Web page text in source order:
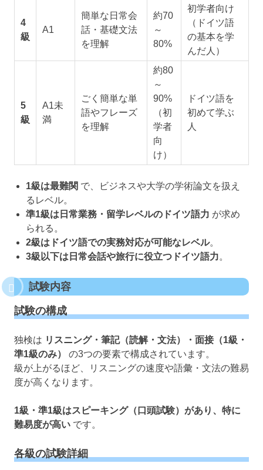
4
級
A1
簡単な日常会
話・基礎文法
を理解
約70
～
80%
初学者向け
（ドイツ語
の基本を学
んだ人）
5
級
A1未
満
ごく簡単な単
語やフレーズ
を理解
約80
～
90%
（初
学者
向
け）
ドイツ語を
初めて学ぶ
人
1級は最難関 で、ビジネスや大学の学術論文を扱え
るレベル。
準1級は日常業務・留学レベルのドイツ語力 が求め
られる。
2級はドイツ語での実務対応が可能なレベル。
3級以下は日常会話や旅行に役立つドイツ語力。
試験内容
試験の構成
独検は リスニング・筆記（読解・文法）・面接（1級・
準1級のみ）
の3つの要素で構成されています。
級が上がるほど、リスニングの速度や語彙・文法の難易
度が高くなります。
1級・準1級はスピーキング（口頭試験）があり、特に
難易度が高い です。
各級の試験詳細